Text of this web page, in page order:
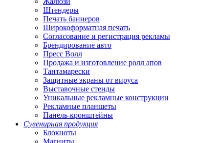
Штендеры
Печать баннеров
Широкоформатная печать
Согласование и регистрация рекламы
Брендирование авто
Пресс Волл
Продажа и изготовление ролл апов
Тантамарески
Защитные экраны от вируса
Выставочные стенды
Уникальные рекламные конструкции
Рекламные планшеты
Панель-кронштейны
Сувенирная продукция
Блокноты
Магниты